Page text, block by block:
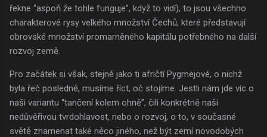
řekne “aspoň že tohle funguje”, když to vidí), to jsou všechno
charakterové rysy velkého množství Čechů, které představují
obrovské množství promarněného kapitálu potřebného na další
rozvoj země.
Pro začátek si však, stejně jako ti afričtí Pygmejové, o nichž
byla řeč posledně, musíme říct, oč stojíme. Jestli nám jde víc o
naši variantu “tančení kolem ohně”, čili konkrétně naši
nedůvěřivou tvrdohlavost, nebo o rozvoj, o to, v současné
světě znamenat také něco jiného, než být zemí novodobých